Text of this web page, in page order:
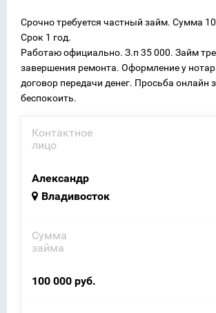
Срочно требуется частный займ. Сумма
Срок 1 год.
Работаю официально. З.п 35 000. Займ
завершения ремонта. Оформление у
договор передачи денег. Просьба онлайн
беспокоить.
Контактное
лицо
Александр
Владивосток
Сумма
займа
100 000 руб.